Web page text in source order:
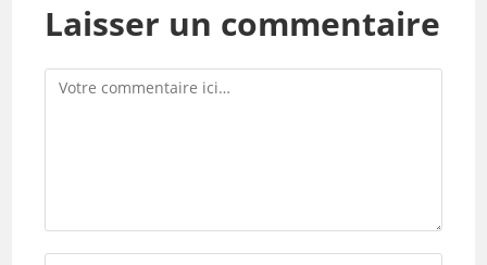
Laisser un commentaire